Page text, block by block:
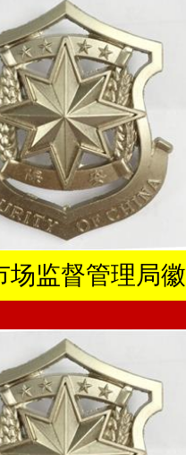
场监督管理局徽